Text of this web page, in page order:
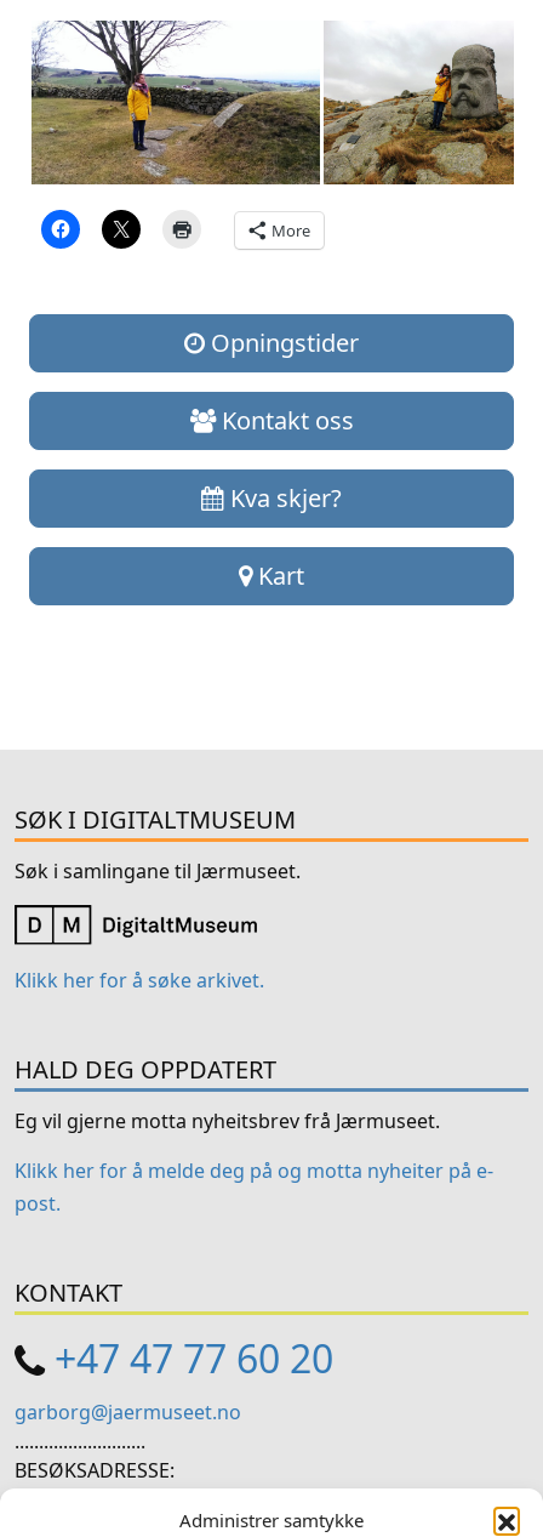
Administrer samtykke
More
Opningstider
Kontakt oss
Kva skjer?
Kart
SØK I DIGITALTMUSEUM
Søk i samlingane til Jærmuseet.
Klikk her for å søke arkivet.
HALD DEG OPPDATERT
Eg vil gjerne motta nyheitsbrev frå Jærmuseet.
Klikk her for å melde deg på og motta nyheiter på e-
post.
KONTAKT
+47 47 77 60 20
garborg@jaermuseet.no
...........................
BESØKSADRESSE: